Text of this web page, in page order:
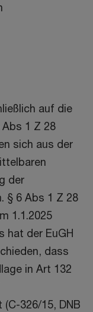
auf die
1 Z 28
sich aus der
der
§ 6 Abs 1 Z 28
1.1.2025
hat der EuGH
dass
in Art 132
326/15, DNB